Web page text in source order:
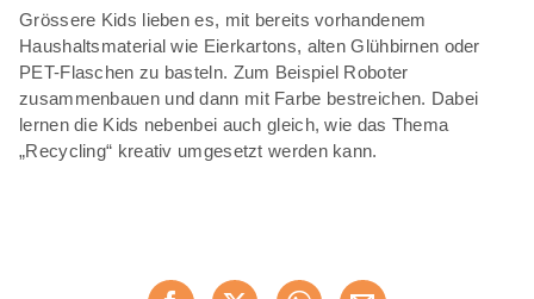
Grössere Kids lieben es, mit bereits vorhandenem
Haushaltsmaterial wie Eierkartons, alten Glühbirnen oder
PET-Flaschen zu basteln. Zum Beispiel Roboter
zusammenbauen und dann mit Farbe bestreichen. Dabei
lernen die Kids nebenbei auch gleich, wie das Thema
„Recycling“ kreativ umgesetzt werden kann.